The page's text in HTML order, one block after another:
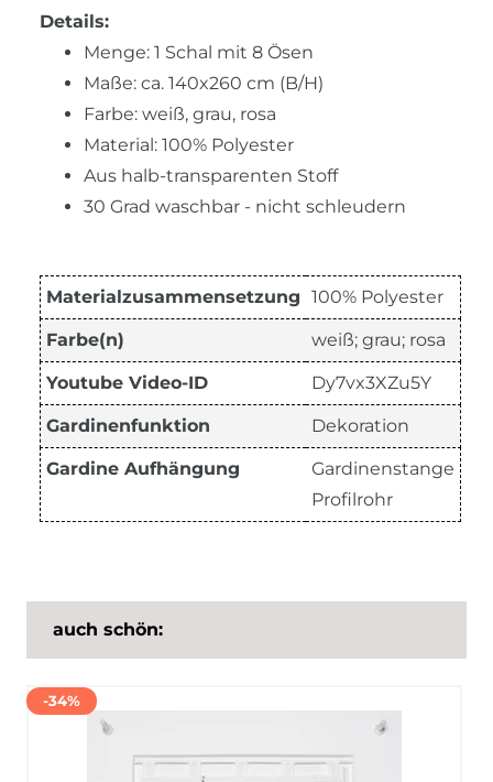
Details:
Menge: 1 Schal mit 8 Ösen
Maße: ca. 140x260 cm (B/H)
Farbe: weiß, grau, rosa
Material: 100% Polyester
Aus halb-transparenten Stoff
30 Grad waschbar - nicht schleudern
Materialzusammensetzung 100% Polyester
Farbe(n) weiß; grau; rosa
Youtube Video-ID Dy7vx3XZu5Y
Gardinenfunktion Dekoration
Gardine Aufhängung
Gardinenstange
Profilrohr
auch schön:
-34%